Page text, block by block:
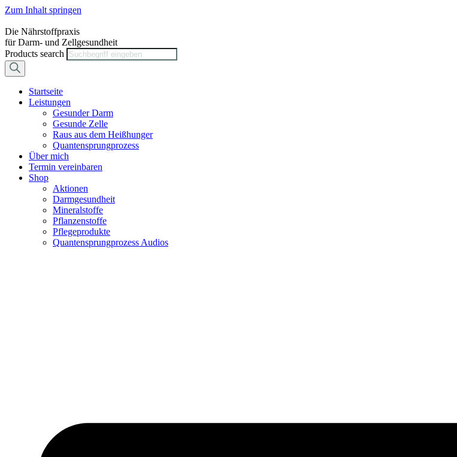
Zum Inhalt springen
Die Nährstoffpraxis
für Darm- und Zellgesundheit
Products search
Startseite
Leistungen
Gesunder Darm
Gesunde Zelle
Raus aus dem Heißhunger
Quantensprungprozess
Über mich
Termin vereinbaren
Shop
Aktionen
Darmgesundheit
Mineralstoffe
Pflanzenstoffe
Pflegeprodukte
Quantensprungprozess Audios